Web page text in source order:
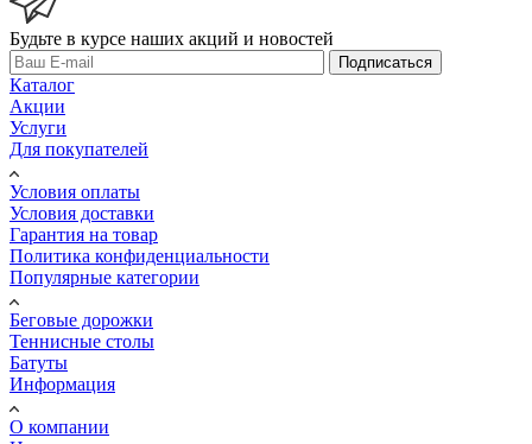
Будьте в курсе наших акций и новостей
Подписаться
Каталог
Акции
Услуги
Для покупателей
Условия оплаты
Условия доставки
Гарантия на товар
Политика конфиденциальности
Популярные категории
Беговые дорожки
Теннисные столы
Батуты
Информация
О компании